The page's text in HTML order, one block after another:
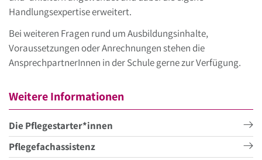
Handlungsexpertise erweitert.
Bei weiteren Fragen rund um Ausbildungsinhalte,
Voraussetzungen oder Anrechnungen stehen die
AnsprechpartnerInnen in der Schule gerne zur Verfügung.
Weitere Informationen
Die Pflegestarter*innen
Pflegefachassistenz